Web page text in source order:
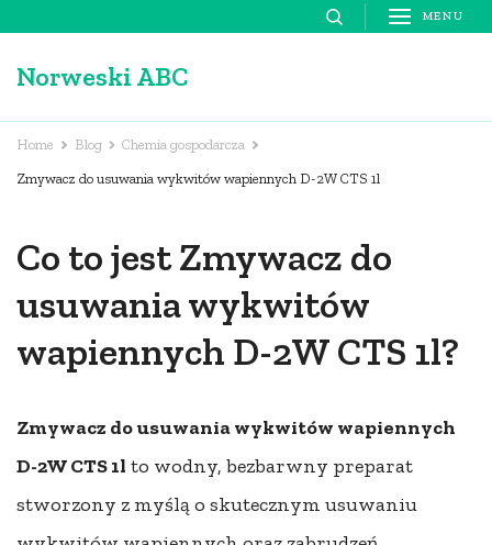
content
Enter)
MENU
Norweski ABC
Home Blog Chemia gospodarcza
Zmywacz do usuwania wykwitów wapiennych D-2W CTS 1l
Co to jest Zmywacz do
usuwania wykwitów
wapiennych D-2W CTS 1l?
Zmywacz do usuwania wykwitów wapiennych
D-2W CTS 1l to wodny, bezbarwny preparat
stworzony z myślą o skutecznym usuwaniu